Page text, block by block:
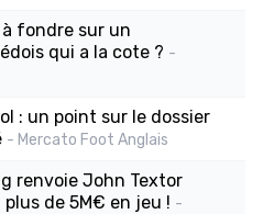
à fondre sur un
qui a la cote ? -
: un point sur le dossier
- Mercato Foot Anglais
renvoie John Textor
de 5M€ en jeu ! -